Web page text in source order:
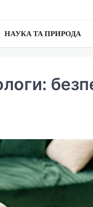
НАУКА ТА ПРИРОДА